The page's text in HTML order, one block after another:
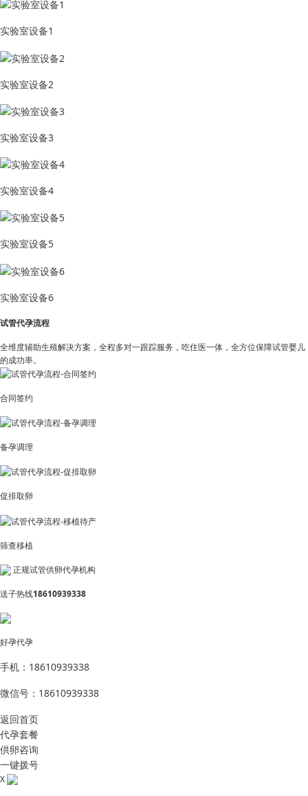
实验室设备1
实验室设备2
实验室设备3
实验室设备4
实验室设备5
实验室设备6
试管代孕流程
全维度辅助生殖解决方案，全程多对一跟踪服务，吃住医一体，全方位保障试管婴儿
的成功率。
合同签约
备孕调理
促排取卵
筛查移植
正规试管供卵代孕机构
送子热线18610939338
好孕代孕
手机：18610939338
微信号：18610939338
返回首页
代孕套餐
供卵咨询
一键拨号
X